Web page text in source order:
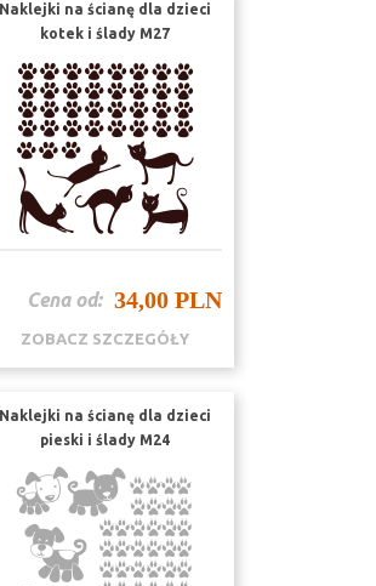
Naklejki na ścianę dla dzieci
kotek i ślady M27
Cena od: 34,00 PLN
ZOBACZ SZCZEGÓŁY
Naklejki na ścianę dla dzieci
pieski i ślady M24